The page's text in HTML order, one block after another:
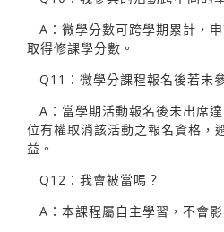
A：微學分數可跨學期累計，
取得修課學分數。
Q11：微學分課程報名後若未
A：當學期活動報名後未出席
位有權取消該活動之報名資格，
益。
Q12：我會被當嗎？
A：本課程屬自主學習，不會影